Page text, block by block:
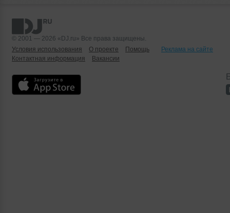
© 2001 — 2026 «DJ.ru» Все права защищены.
Условия использования
О проекте Помощь
Реклама на сайте
Контактная информация
Вакансии